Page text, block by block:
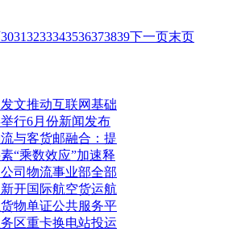
30313233343536373839下一页末页
文推动互联网基础
行6月份新闻发布
与客货邮融合：提
“乘数效应”加速释
司物流事业部全部
开国际航空货运航
物单证公共服务平
区重卡换电站投运